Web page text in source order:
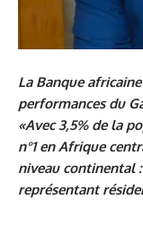
La Banque
performances du
«Avec 3,5% de la
n°1 en Afrique
niveau continental
représentant